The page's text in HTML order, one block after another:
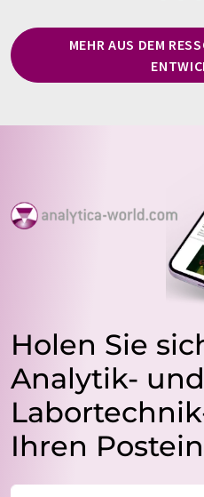
MEHR AUS DEM
Holen Sie
Analytik- und
Ihren